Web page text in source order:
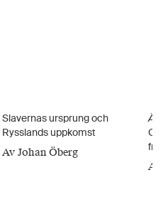
Slavernas ursprung och
Rysslands uppkomst
Av Johan Öberg
Är